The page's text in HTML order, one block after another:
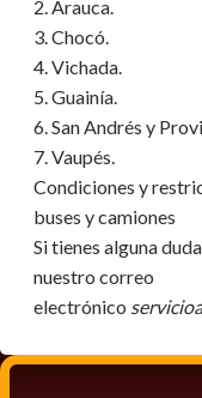
2. Arauca.
3. Chocó.
4. Vichada.
5. Guainía.
6. San Andrés y
7. Vaupés.
Condiciones y
buses y camiones
Si tienes alguna
nuestro correo
electrónico